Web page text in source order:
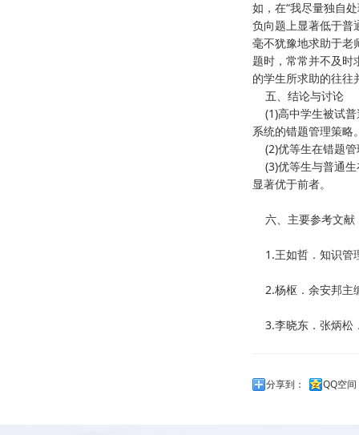
如，在“我尽量独自
负向题上显著低于普
毫不犹豫地求助于老
题时，常常并不及时
的学生所求助的往往
五、结论与讨论
(1)高中学生被试普
系统的错题管理策略
(2)优等生在错题管
(3)优等生与普通生
显著优于前者。
六、主要参考文献
1.王如哲．知识管
2.杨枢．余安邦主
3.李晓东．张炳松
分享到： QQ空间